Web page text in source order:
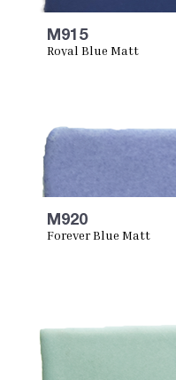
M915
Royal Blue Matt
M920
Forever Blue Matt